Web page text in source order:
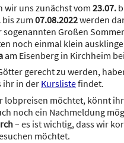
wir uns zunächst vom23.07.
bis zum 07.08.2022werden
Großen
noch einmal klein
am Eisenberg in Kirchheim
gerecht zu werden,
ihr in der Kurslistefindet.
lobpreisen möchtet, könnt
noch ein Nachmeldung
– es ist wichtig, dass wir
möchtet.